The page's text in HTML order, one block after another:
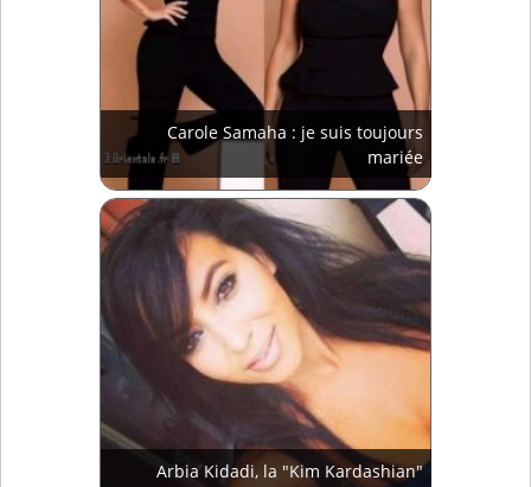
Carole Samaha : je suis toujours
mariée
Arbia Kidadi, la "Kim Kardashian"